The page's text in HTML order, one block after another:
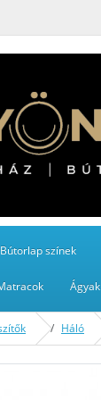
Bútorlap színek
Ágyak
Háló